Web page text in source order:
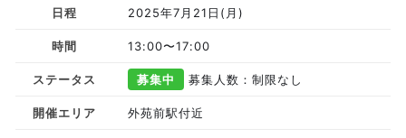
日程 2025年7月21日(月)
時間 13:00〜17:00
ステータス 募集中 募集人数：制限なし
開催エリア 外苑前駅付近